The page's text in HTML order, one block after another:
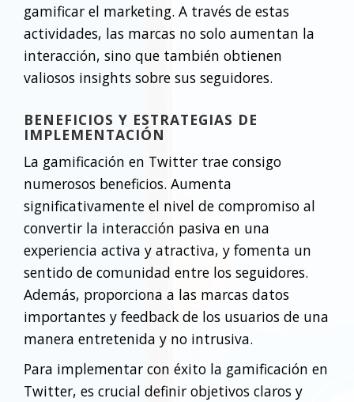
gamificar el marketing. A través de estas
actividades, las marcas no solo aumentan la
interacción, sino que también obtienen
valiosos insights sobre sus seguidores.
BENEFICIOS Y ESTRATEGIAS DE
IMPLEMENTACIÓN
La gamificación en Twitter trae consigo
numerosos beneficios. Aumenta
significativamente el nivel de compromiso al
convertir la interacción pasiva en una
experiencia activa y atractiva, y fomenta un
sentido de comunidad entre los seguidores.
Además, proporciona a las marcas datos
importantes y feedback de los usuarios de una
manera entretenida y no intrusiva.
Para implementar con éxito la gamificación en
Twitter, es crucial definir objetivos claros y